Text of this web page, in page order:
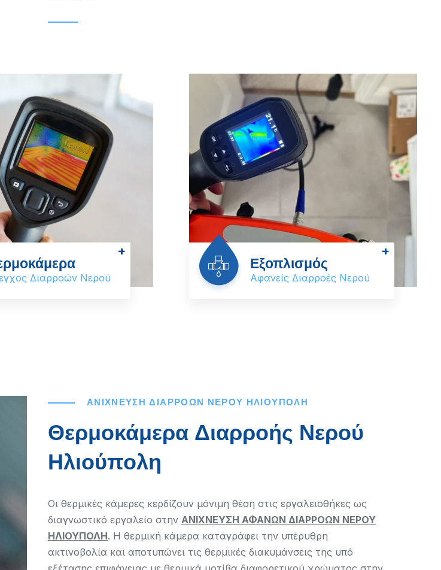
Διαρροών Νερού
+
Εξοπλισμός
Αφανείς Διαρροές Νερού
+
ΑΝΙΧΝΕΥΣΗ ΔΙΑΡΡΟΩΝ ΝΕΡΟΥ ΗΛΙΟΥΠΟΛΗ
Θερμοκάμερα Διαρροής Νερού
Ηλιούπολη
Οι θερμικές κάμερες κερδίζουν μόνιμη θέση στις εργαλειοθήκες ως
διαγνωστικό εργαλείο στην ΑΝΙΧΝΕΥΣΗ ΑΦΑΝΩΝ ΔΙΑΡΡΟΩΝ ΝΕΡΟΥ
ΗΛΙΟΥΠΟΛΗ. Η θερμική κάμερα καταγράφει την υπέρυθρη
ακτινοβολία και αποτυπώνει τις θερμικές διακυμάνσεις της υπό